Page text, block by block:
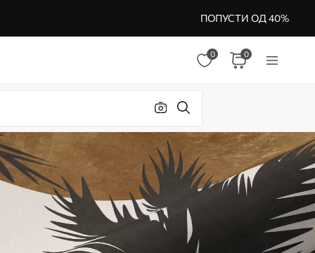
ПОПУСТИ ОД 40%
0 0